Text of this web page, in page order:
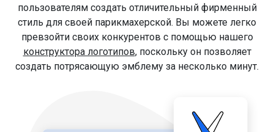
пользователям создать отличительный фирменный
стиль для своей парикмахерской. Вы можете легко
превзойти своих конкурентов с помощью нашего
конструктора логотипов, поскольку он позволяет
создать потрясающую эмблему за несколько минут.